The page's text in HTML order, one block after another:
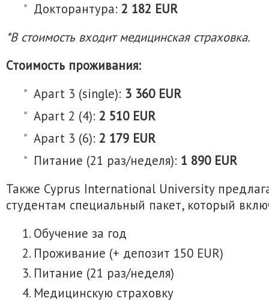
Докторантура: 2 182 EUR
*В стоимость входит медицинская страховка.
Стоимость проживания:
Apart 3 (single): 3 360 EUR
Apart 2 (4): 2 510 EUR
Apart 3 (6): 2 179 EUR
Питание (21 раз/неделя): 1 890 EUR
Также Cyprus International University
студентам специальный пакет, который
Обучение за год
Проживание (+ депозит 150 EUR)
Питание (21 раз/неделя)
Медицинскую страховку